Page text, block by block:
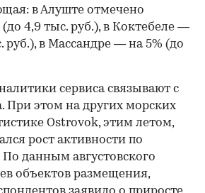
в Алуште отмечено
4,9 тыс. руб.), в Коктебеле —
руб.), в Массандре — на 5% (до
сервиса связывают с
При этом на других морских
Ostrovok, этим летом,
рост активности по
данным августовского
объектов размещения,